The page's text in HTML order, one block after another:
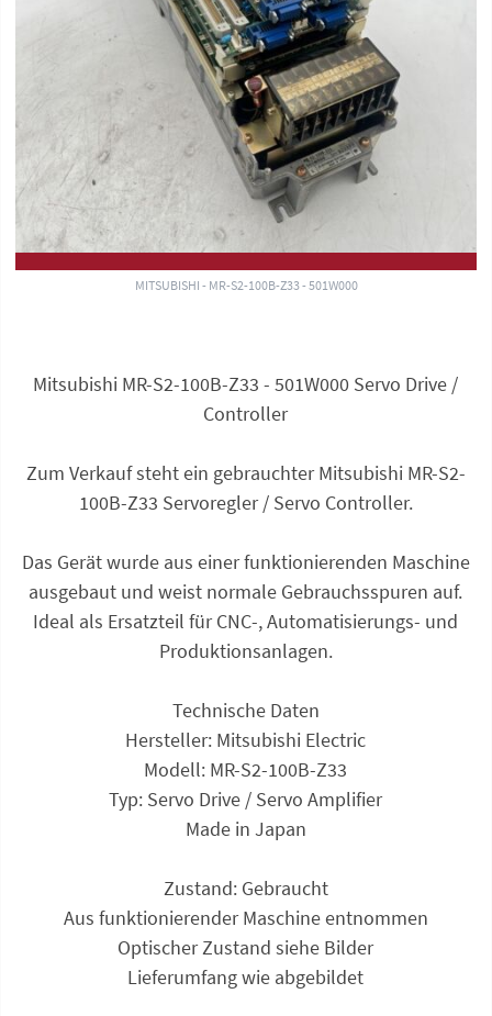
MITSUBISHI - MR-S2-100B-Z33 - 501W000
Mitsubishi MR-S2-100B-Z33 - 501W000 Servo Drive /
Controller
Zum Verkauf steht ein gebrauchter Mitsubishi MR-S2-
100B-Z33 Servoregler / Servo Controller.
Das Gerät wurde aus einer funktionierenden Maschine
ausgebaut und weist normale Gebrauchsspuren auf.
Ideal als Ersatzteil für CNC-, Automatisierungs- und
Produktionsanlagen.
Technische Daten
Hersteller: Mitsubishi Electric
Modell: MR-S2-100B-Z33
Typ: Servo Drive / Servo Amplifier
Made in Japan
Zustand: Gebraucht
Aus funktionierender Maschine entnommen
Optischer Zustand siehe Bilder
Lieferumfang wie abgebildet